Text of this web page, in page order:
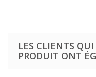
LES CLIENTS
PRODUIT ONT